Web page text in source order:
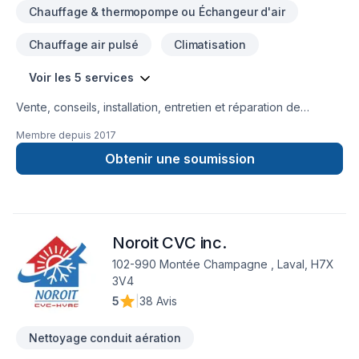
Chauffage & thermopompe ou Échangeur d'air
Chauffage air pulsé Climatisation
Voir les 5 services
Vente, conseils, installation, entretien et réparation de
climatiseurs ou systèmes de ventilation… Quartz
Réfrigération, c’est toute une équipe de techniciens qualifiés
en climatisation et en chauffage au service de votre confort !
(de Mirabel/St-Jérôme à Mont-Tremblant) et Lanaudière
(Joliette et environs).
Membre depuis 2017
Obtenir une soumission
Noroit CVC inc.
102-990 Montée Champagne , Laval, H7X
3V4
5
38 Avis
Nettoyage conduit aération